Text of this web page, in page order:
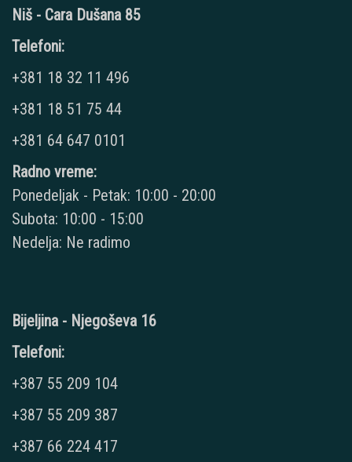
Niš - Cara Dušana 85
Telefoni:
+381 18 32 11 496
+381 18 51 75 44
+381 64 647 0101
Radno vreme:
Ponedeljak - Petak: 10:00 - 20:00
Subota: 10:00 - 15:00
Nedelja: Ne radimo
Bijeljina - Njegoševa 16
Telefoni:
+387 55 209 104
+387 55 209 387
+387 66 224 417